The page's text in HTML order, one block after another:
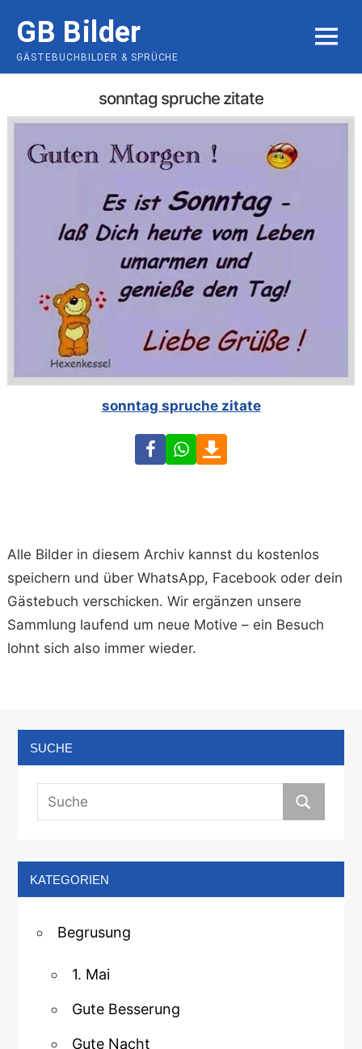
content
GB Bilder
GÄSTEBUCHBILDER & SPRÜCHE
MENU
sonntag spruche zitate
sonntag spruche zitate
FacebookWhatsApp
Alle Bilder in diesem Archiv kannst du kostenlos
speichern und über WhatsApp, Facebook oder dein
Gästebuch verschicken. Wir ergänzen unsere
Sammlung laufend um neue Motive – ein Besuch
lohnt sich also immer wieder.
SUCHE
KATEGORIEN
Begrusung
1. Mai
Gute Besserung
Gute Nacht